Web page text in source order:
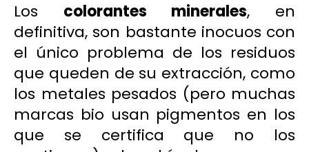
Los colorantes minerales, en
definitiva, son bastante inocuos con
el único problema de los residuos
que queden de su extracción, como
los metales pesados (pero muchas
marcas bio usan pigmentos en los
que se certifica que no los